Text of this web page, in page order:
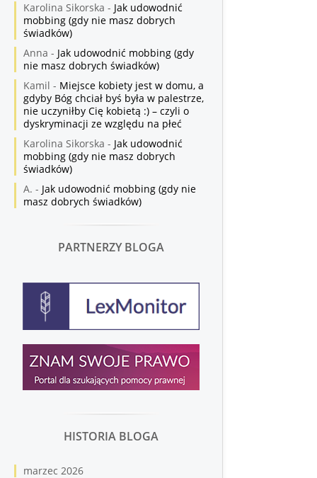
Karolina Sikorska - Jak udowodnić
mobbing (gdy nie masz dobrych
świadków)
Anna - Jak udowodnić mobbing (gdy
nie masz dobrych świadków)
Kamil - Miejsce kobiety jest w domu, a
gdyby Bóg chciał byś była w palestrze,
nie uczyniłby Cię kobietą :) – czyli o
dyskryminacji ze względu na płeć
Karolina Sikorska - Jak udowodnić
mobbing (gdy nie masz dobrych
świadków)
A. - Jak udowodnić mobbing (gdy nie
masz dobrych świadków)
PARTNERZY BLOGA
HISTORIA BLOGA
marzec 2026